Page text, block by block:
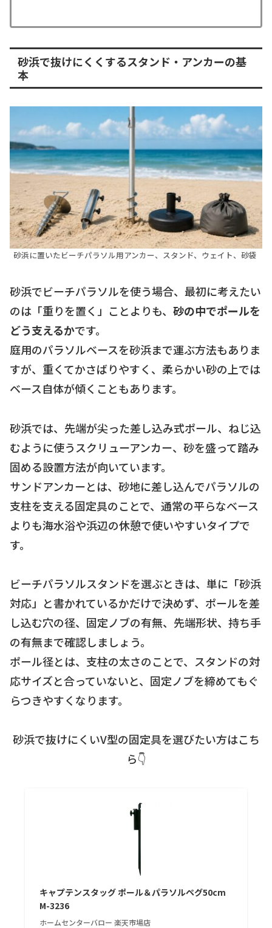
砂浜で抜けにくくするスタンド・アンカーの基
本
砂浜に置いたビーチパラソル用アンカー、スタンド、ウェイト、砂袋
砂浜でビーチパラソルを使う場合、最初に考えたい
のは「重りを置く」ことよりも、 砂の中でポールを
どう支えるかです。
庭用のパラソルベースを砂浜まで運ぶ方法もありま
すが、重くてかさばりやすく、柔らかい砂の上では
ベース自体が傾くこともあります。
砂浜では、先端が尖った差し込み式ポール、ねじ込
むように使うスクリューアンカー、砂を盛って踏み
固める設置方法が向いています。
サンドアンカーとは、砂地に差し込んでパラソルの
支柱を支える固定具のことで、通常の平らなベース
よりも海水浴や浜辺の休憩で使いやすいタイプで
す。
ビーチパラソルスタンドを選ぶときは、単に「砂浜
対応」と書かれているかだけで決めず、ポールを差
し込む穴の径、固定ノブの有無、先端形状、持ち手
の有無まで確認しましょう。
ポール径とは、支柱の太さのことで、スタンドの対
応サイズと合っていないと、固定ノブを締めてもぐ
らつきやすくなります。
砂浜で抜けにくいV型の固定具を選びたい方はこち
ら👇
キャプテンスタッグ ポール＆パラソルペグ50cm
M-3236
ホームセンターバロー 楽天市場店